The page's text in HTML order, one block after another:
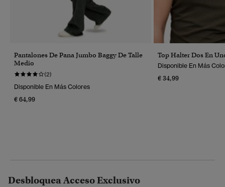
Pantalones De Pana Jumbo Baggy De Talle
Medio
(2)
Disponible En Más Colores
€ 64,99
Top Halter Dos En
Disponible En Más
€ 34,99
Desbloquea Acceso Exclusivo